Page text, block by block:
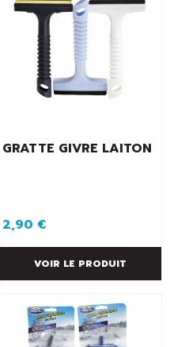
GRATTE GIVRE LAITON
2,90 €
VOIR LE PRODUIT